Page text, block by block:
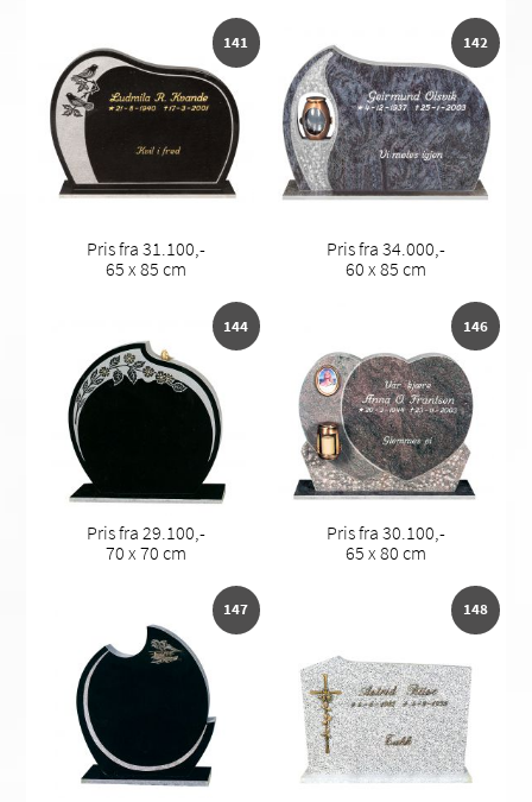
141
Pris fra 31.100,-
65 x 85 cm
142
Pris fra 34.000,-
60 x 85 cm
144
Pris fra 29.100,-
70 x 70 cm
146
Pris fra 30.100,-
65 x 80 cm
147 148